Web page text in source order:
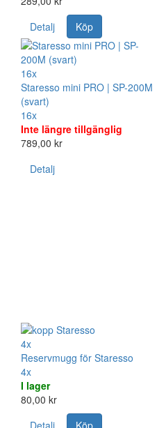
Detalj
Köp
16x
Staresso mini PRO | SP-200M
(svart)
16x
Inte längre tillgänglig
789,00 kr
Detalj
4x
Reservmugg för Staresso
4x
I lager
80,00 kr
Detalj
Köp